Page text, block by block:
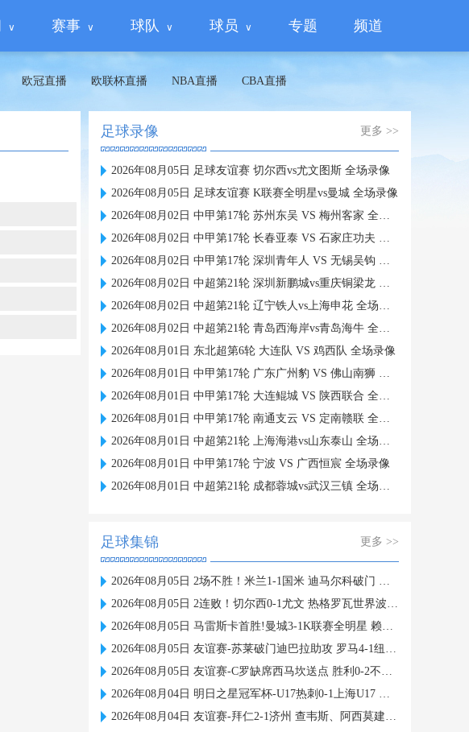
赛事 球队 球员 专题 频道
欧冠直播 欧联杯直播 NBA直播 CBA直播
足球录像 更多 >>
2026年08月05日 足球友谊赛 切尔西vs尤文图斯 全场录像
2026年08月05日 足球友谊赛 K联赛全明星vs曼城 全场录像
2026年08月02日 中甲第17轮 苏州东吴 VS 梅州客家 全场录像
2026年08月02日 中甲第17轮 长春亚泰 VS 石家庄功夫 全场录像
2026年08月02日 中甲第17轮 深圳青年人 VS 无锡吴钩 全场录像
2026年08月02日 中超第21轮 深圳新鹏城vs重庆铜梁龙 全场录像
2026年08月02日 中超第21轮 辽宁铁人vs上海申花 全场录像
2026年08月02日 中超第21轮 青岛西海岸vs青岛海牛 全场录像
2026年08月01日 东北超第6轮 大连队 VS 鸡西队 全场录像
2026年08月01日 中甲第17轮 广东广州豹 VS 佛山南狮 全场录像
2026年08月01日 中甲第17轮 大连鲲城 VS 陕西联合 全场录像
2026年08月01日 中甲第17轮 南通支云 VS 定南赣联 全场录像
2026年08月01日 中超第21轮 上海海港vs山东泰山 全场录像
2026年08月01日 中甲第17轮 宁波 VS 广西恒宸 全场录像
2026年08月01日 中超第21轮 成都蓉城vs武汉三镇 全场录像
足球集锦 更多 >>
2026年08月05日 2场不胜！米兰1-1国米 迪马尔科破门 恩昆库造点+点射拉莫斯登场
2026年08月05日 2连败！切尔西0-1尤文 热格罗瓦世界波制胜穆德里克时隔614天复出
2026年08月05日 马雷斯卡首胜!曼城3-1K联赛全明星 赖因德斯努里破门塞梅尼奥助攻
2026年08月05日 友谊赛-苏莱破门迪巴拉助攻 罗马4-1纽波特郡
2026年08月05日 友谊赛-C罗缺席西马坎送点 胜利0-2不敌阿尔梅里亚
2026年08月04日 明日之星冠军杯-U17热刺0-1上海U17 李文博制胜球
2026年08月04日 友谊赛-拜仁2-1济州 查韦斯、阿西莫建功马特乌斯彩虹过人送助攻